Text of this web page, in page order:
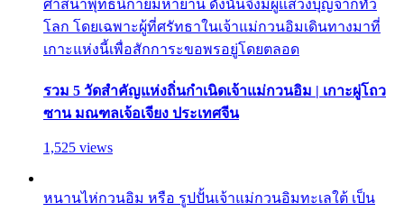
ศาสนาพุทธนิกายมหายาน ดังนั้นจึงมีผู้แสวงบุญจากทั่ว
โลก โดยเฉพาะผู้ที่ศรัทธาในเจ้าแม่กวนอิมเดินทางมาที่
เกาะแห่งนี้เพื่อสักการะขอพรอยู่โดยตลอด
รวม 5 วัดสำคัญแห่งถิ่นกำเนิดเจ้าแม่กวนอิม | เกาะผู่โถว
ซาน มณฑลเจ้อเจียง ประเทศจีน
1,525 views
หนานไห่กวนอิม หรือ รูปปั้นเจ้าแม่กวนอิมทะเลใต้ เป็น